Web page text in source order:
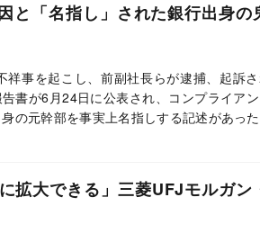
と「名指し」された銀行出身の
事を起こし、前副社長らが逮捕、起訴
書が6月24日に公表され、コンプライア
の元幹部を事実上名指しする記述があっ
を再び銀行から送り込むことが、果たして
拡大できる」三菱UFJモルガン